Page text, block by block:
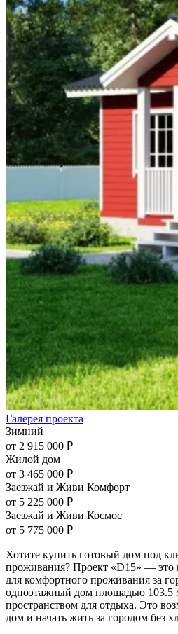
Галерея проекта
Зимний
от 2 915 000 ₽
Жилой дом
от 3 465 000 ₽
Заезжай и Живи Комфорт
от 5 225 000 ₽
Заезжай и Живи Космос
от 5 775 000 ₽
Хотите купить готовый дом под
проживания? Проект «D15» — это
для комфортного проживания за
одноэтажный дом площадью 103.5
пространством для отдыха. Это
дом и начать жить за городом без